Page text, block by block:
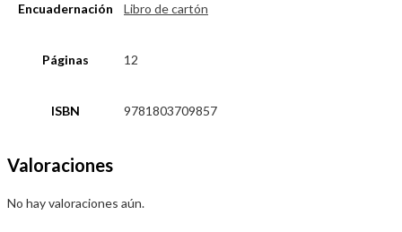
Encuadernación Libro de cartón
Páginas 12
ISBN 9781803709857
Valoraciones
No hay valoraciones aún.